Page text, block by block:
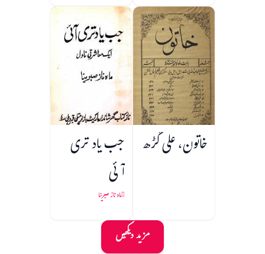
خاتون، علی گڑھ جب یاد تری
آئی
ماہ ناز صبرینا
مزید دیکھیں